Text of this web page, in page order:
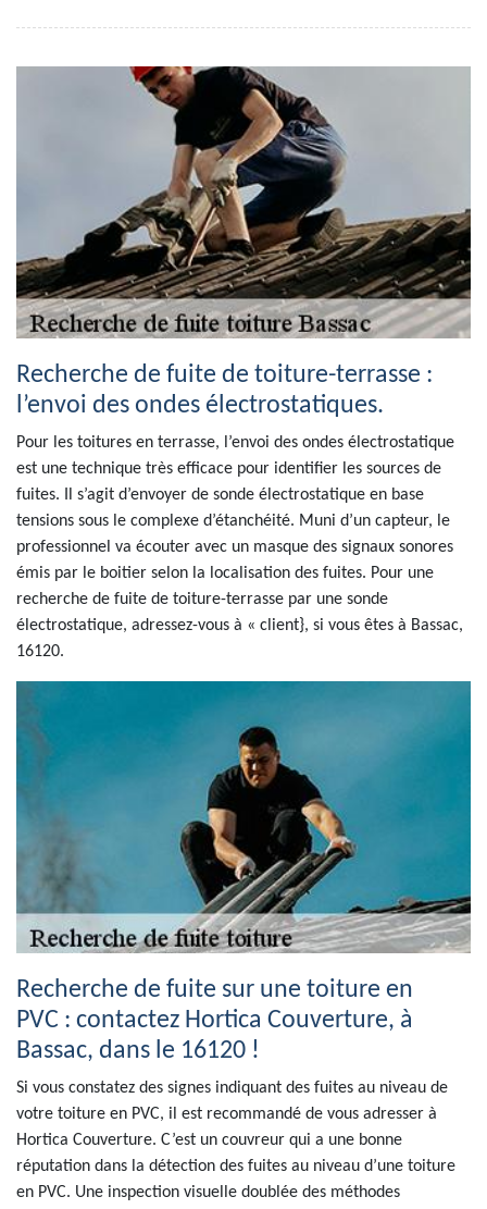
Recherche de fuite de toiture-terrasse :
l’envoi des ondes électrostatiques.
Pour les toitures en terrasse, l’envoi des ondes électrostatique
est une technique très efficace pour identifier les sources de
fuites. Il s’agit d’envoyer de sonde électrostatique en base
tensions sous le complexe d’étanchéité. Muni d’un capteur, le
professionnel va écouter avec un masque des signaux sonores
émis par le boitier selon la localisation des fuites. Pour une
recherche de fuite de toiture-terrasse par une sonde
électrostatique, adressez-vous à « client}, si vous êtes à Bassac,
16120.
Recherche de fuite sur une toiture en
PVC : contactez Hortica Couverture, à
Bassac, dans le 16120 !
Si vous constatez des signes indiquant des fuites au niveau de
votre toiture en PVC, il est recommandé de vous adresser à
Hortica Couverture. C’est un couvreur qui a une bonne
réputation dans la détection des fuites au niveau d’une toiture
en PVC. Une inspection visuelle doublée des méthodes